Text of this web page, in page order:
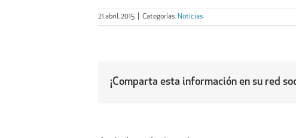
21 abril, 2015 Categorías: Noticias
¡Comparta esta información en su red